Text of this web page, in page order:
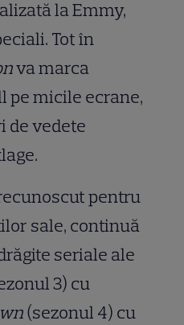
la Emmy,
Tot în
va marca
pe micile ecrane,
de vedete
pentru
sale, continuă
seriale ale
3) cu
(sezonul 4) cu